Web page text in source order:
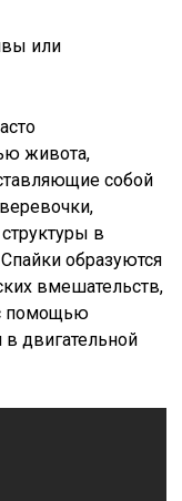
или
живота,
собой
в
образуются
вмешательств,
помощью
в двигательной